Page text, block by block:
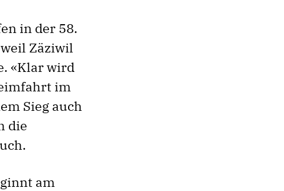
in der 58.
Zäziwil
«Klar wird
im
Sieg auch
die
am